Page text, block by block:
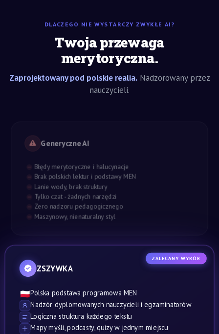
DLACZEGO NIE WYSTARCZY ZWYKŁE AI?
Twoja przewaga
merytoryczna.
Zaprojektowany pod polskie realia.Nadzorowany przez
nauczycieli.
Generyczne AI
Błędy merytoryczne i halucynacje
Brak polskich lektur i podstawy MEN
Lanie wody, brak struktury
Tylko czat - żadnych narzędzi
Zero nadzoru pedagogicznego
Maszynowy, nienaturalny styl
ZALECANY WYBÓR
ZSZYWKA
🇵🇱Polska podstawa programowa MEN
Nadzór dyplomowanych nauczycieli i egzaminatorów
Logiczna struktura każdego tekstu
Mapy myśli, podcasty, quizy w jednym miejscu